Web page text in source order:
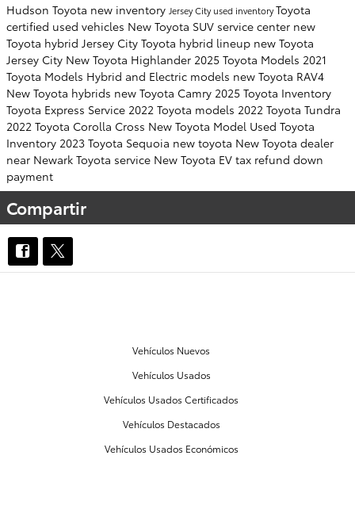
Hudson Toyota new inventory Jersey Cityused inventoryToyota
certified used vehicles New Toyota SUV service center new
Toyota hybrid Jersey City Toyota hybrid lineup new Toyota
Jersey City New Toyota Highlander 2025 Toyota Models 2021
Toyota Models Hybrid and Electric models new Toyota RAV4
New Toyota hybrids new Toyota Camry 2025 Toyota Inventory
Toyota Express Service 2022 Toyota models 2022 Toyota Tundra
2022 Toyota Corolla Cross New Toyota Model Used Toyota
Inventory 2023 Toyota Sequoia new toyota New Toyota dealer
near Newark Toyota service New Toyota EV tax refund down
payment
Compartir
Vehículos Nuevos
Vehículos Usados
Vehículos Usados Certificados
Vehículos Destacados
Vehículos Usados Económicos